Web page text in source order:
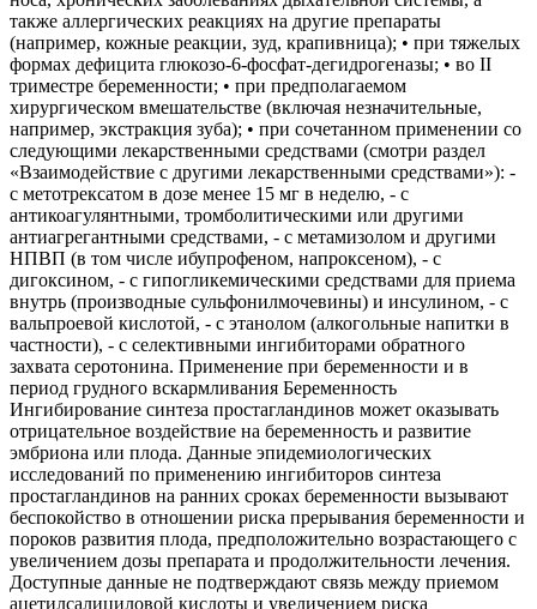
также аллергических реакциях на другие препараты
(например, кожные реакции, зуд, крапивница); • при тяжелых
формах дефицита глюкозо-6-фосфат-дегидрогеназы; • во II
триместре беременности; • при предполагаемом
хирургическом вмешательстве (включая незначительные,
например, экстракция зуба); • при сочетанном применении со
следующими лекарственными средствами (смотри раздел
«Взаимодействие с другими лекарственными средствами»): -
с метотрексатом в дозе менее 15 мг в неделю, - с
антикоагулянтными, тромболитическими или другими
антиагрегантными средствами, - с метамизолом и другими
НПВП (в том числе ибупрофеном, напроксеном), - с
дигоксином, - с гипогликемическими средствами для приема
внутрь (производные сульфонилмочевины) и инсулином, - с
вальпроевой кислотой, - с этанолом (алкогольные напитки в
частности), - с селективными ингибиторами обратного
захвата серотонина. Применение при беременности и в
период грудного вскармливания Беременность
Ингибирование синтеза простагландинов может оказывать
отрицательное воздействие на беременность и развитие
эмбриона или плода. Данные эпидемиологических
исследований по применению ингибиторов синтеза
простагландинов на ранних сроках беременности вызывают
беспокойство в отношении риска прерывания беременности и
пороков развития плода, предположительно возрастающего с
увеличением дозы препарата и продолжительности лечения.
Доступные данные не подтверждают связь между приемом
ацетилсалициловой кислоты и увеличением риска